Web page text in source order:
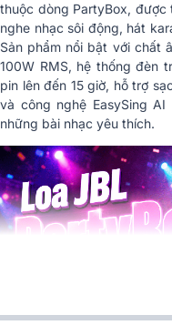
Định dạng USB
Định dạng phát nhạc
qua USB
Loại cáp nguồn
Chiều dài cáp nguồn
Treble
Tỷ lệ tín hiệu trên
Hồ sơ Bluetooth
thuộc dòng PartyBox,
nghe nhạc sôi động, hát
Sản phẩm nổi bật với chất
100W RMS, hệ thống đèn
pin lên đến 15 giờ, hỗ trợ
và công nghệ EasySing
những bài nhạc yêu thích.